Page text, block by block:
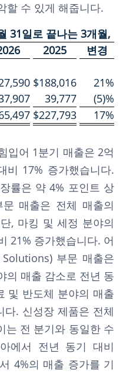
할 수 있게 해줍니다.
31일로 끝나는 3개월,
2025
변경
$188,016 21%
39,777
(5)%
$227,793 17%
입어 1분기 매출은 2억
비 17% 증가했습니다.
률은 약 4% 포인트 상
매출은 전체 매출의
, 마킹 및 세정 분야의
21% 증가했습니다. 어
부문 매출은
의 매출 감소로 전년 동
및 반도체 분야의 매출
다. 신성장 제품은 전체
는 전 분기와 동일한 수
에서 전년 동기 대비
4%의 매출 증가를 기